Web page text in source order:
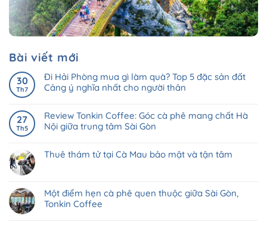
Bài viết mới
30
Th7
Đi Hải Phòng mua gì làm quà? Top 5 đặc sản đất
Cảng ý nghĩa nhất cho người thân
27
Th5
Review Tonkin Coffee: Góc cà phê mang chất Hà
Nội giữa trung tâm Sài Gòn
Thuê thám tử tại Cà Mau bảo mật và tận tâm
Một điểm hẹn cà phê quen thuộc giữa Sài Gòn,
Tonkin Coffee